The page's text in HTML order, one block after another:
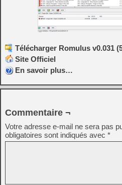
Télécharger Romulus v0.031
Site Officiel
En savoir plus…
Commentaire ¬
Votre adresse e-mail ne sera pas
obligatoires sont indiqués avec *